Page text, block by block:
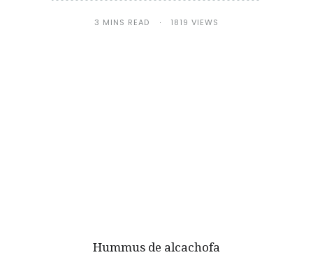
3 MINS READ 1819 VIEWS
Hummus de alcachofa